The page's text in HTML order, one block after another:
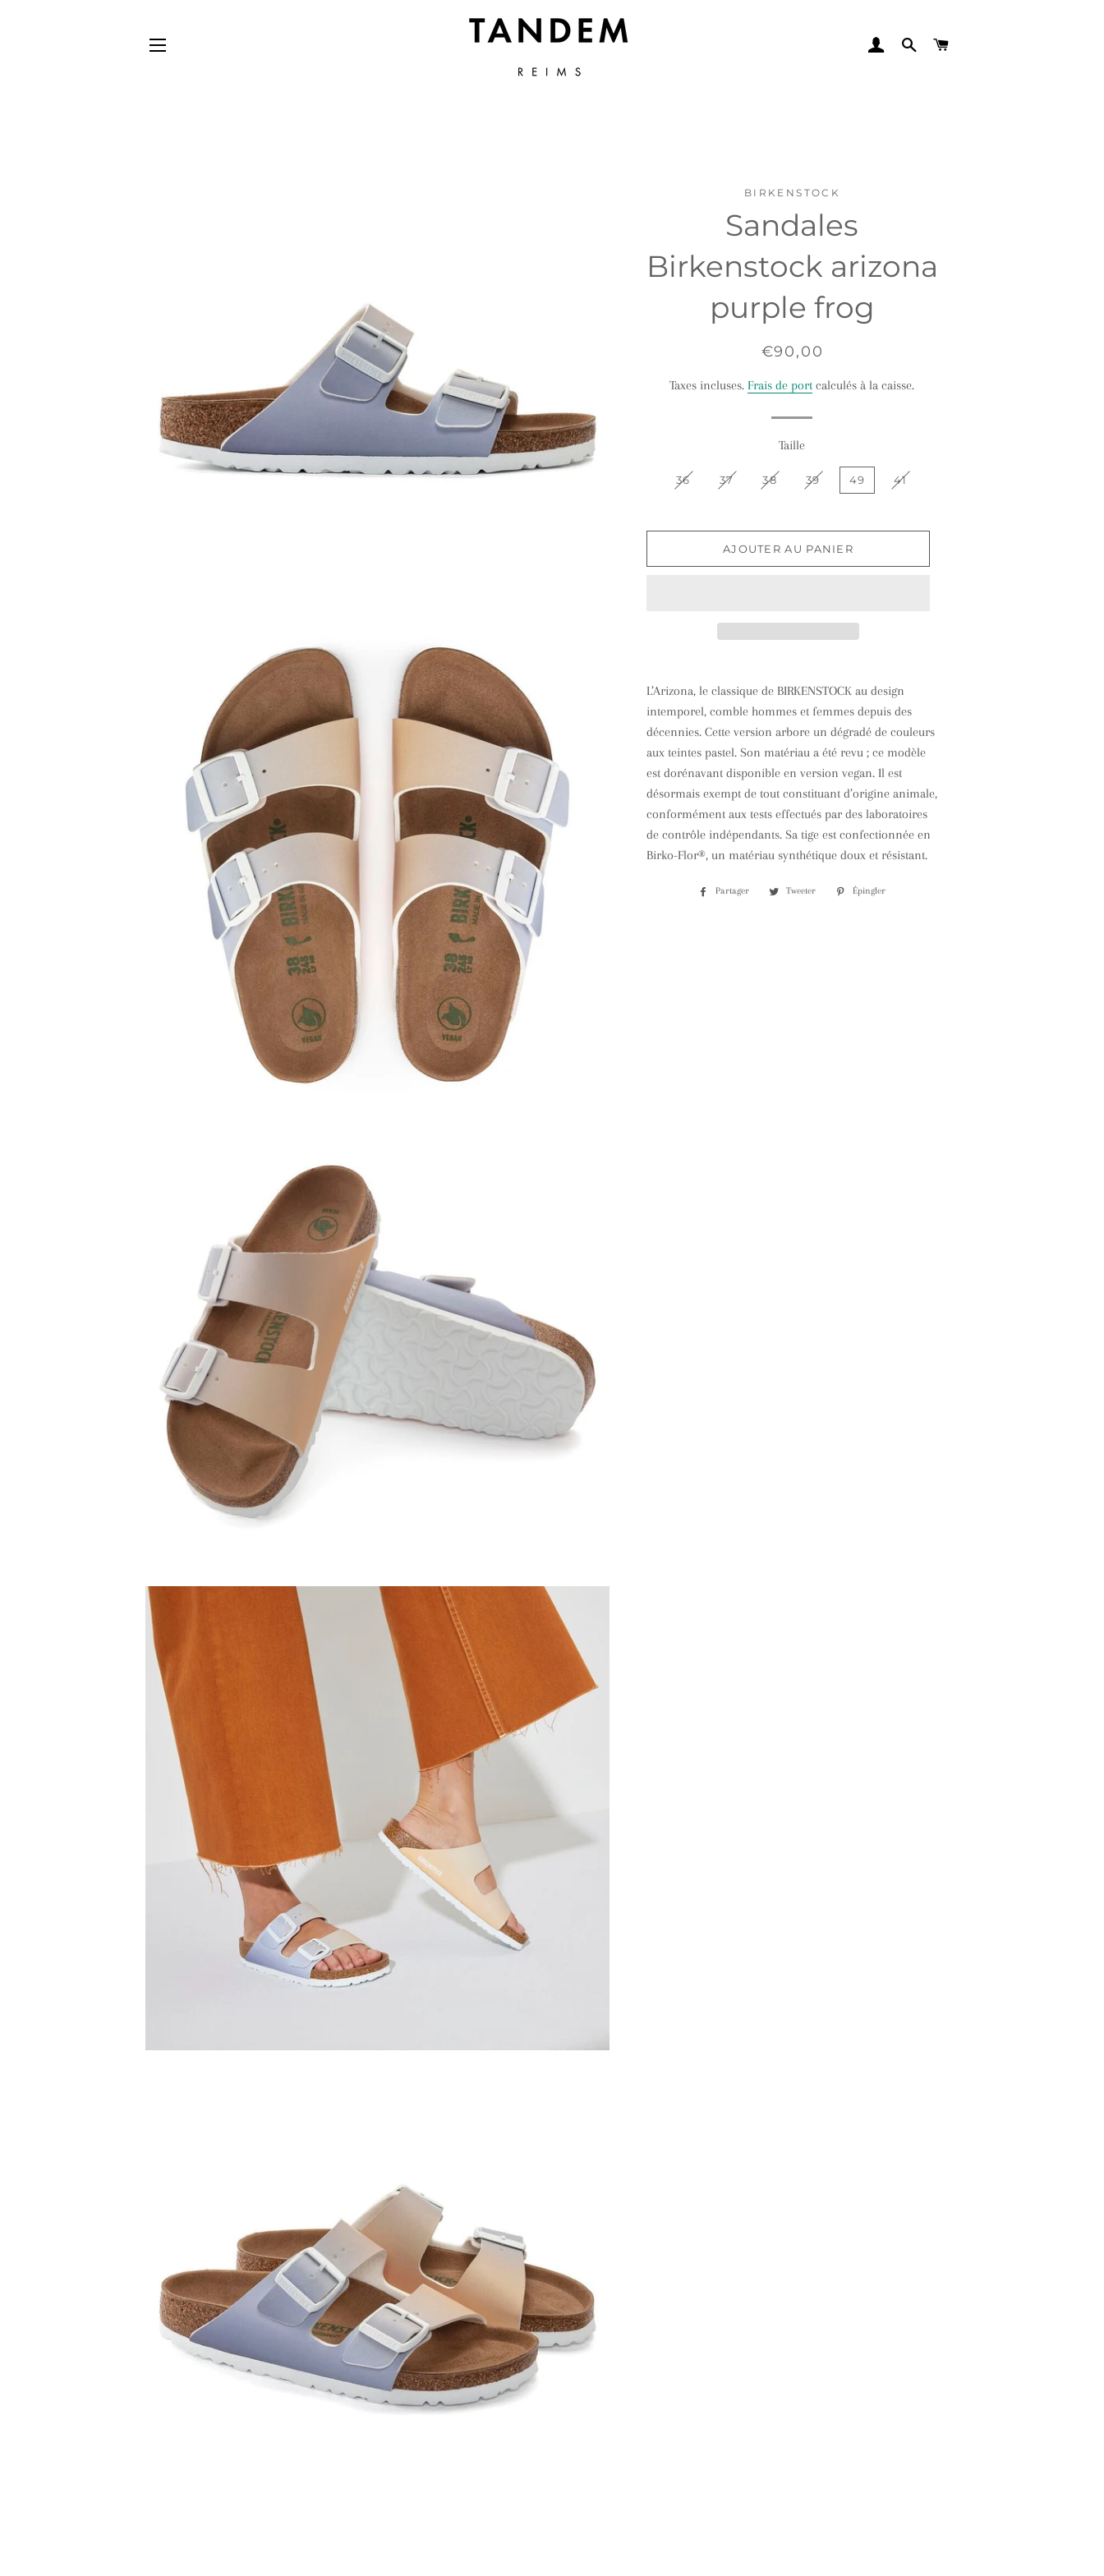
SE CONNECTER
RECHERCHER
BIRKENSTOCK
Sandales
Birkenstock arizona
purple frog
Prix
Prix
€90,00
Taxes incluses.Frais de port calculés à la caisse.
Taille
36 37 38 39 49 41
AJOUTER AU PANIER
L’Arizona, le classique de BIRKENSTOCK au design
intemporel, comble hommes et femmes depuis des
décennies. Cette version arbore un dégradé de couleurs
aux teintes pastel. Son matériau a été revu ; ce modèle
est dorénavant disponible en version vegan. Il est
désormais exempt de tout constituant d’origine animale,
conformément aux tests effectués par des laboratoires
de contrôle indépendants. Sa tige est confectionnée en
Birko-Flor®, un matériau synthétique doux et résistant.
Partager
PartagerTweeter
TweeterÉpingler